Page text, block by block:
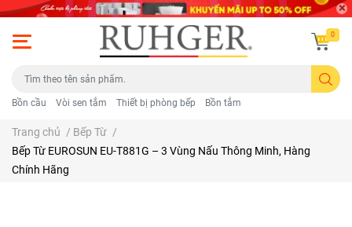
Bồn cầu Vòi sen tắm Thiết bị phòng bếp Bồn tắm
0
Trang chủ / Bếp Từ /
Bếp Từ EUROSUN EU-T881G – 3 Vùng Nấu Thông Minh, Hàng
Chính Hãng